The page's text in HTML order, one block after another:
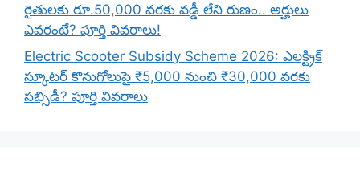
రైతులకు రూ.50,000 వరకు వడ్డీ లేని రుణం.. అర్హులు
ఎవరంటే? పూర్తి వివరాలు!
Electric Scooter Subsidy Scheme 2026: ఎలక్ట్రిక్
స్కూటర్ కొనుగోలుపై ₹5,000 నుంచి ₹30,000 వరకు
సబ్సిడీ? పూర్తి వివరాలు